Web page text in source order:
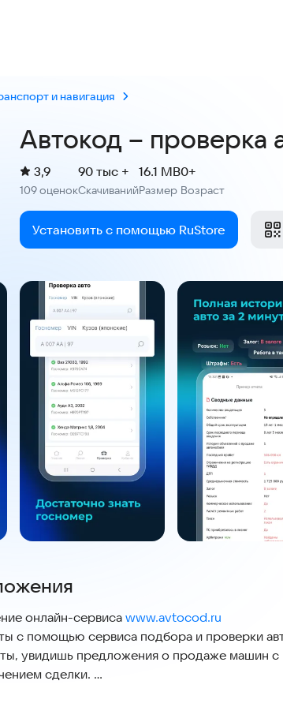
и навигация
Автокод – проверка
Рейтинг:
3,9
109 оценокСкачиваний
90 тыс +
Размер
16.1 MB
Возраст
0+
Установить с помощью RuStore
онлайн-сервисаwww.avtocod.ru
с помощью сервиса подбора и проверки
увидишь предложения о продаже машин
сделки.